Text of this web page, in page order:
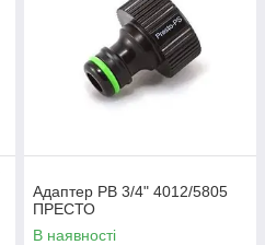
Адаптер РВ 3/4" 4012/5805
ПРЕСТО
В наявності